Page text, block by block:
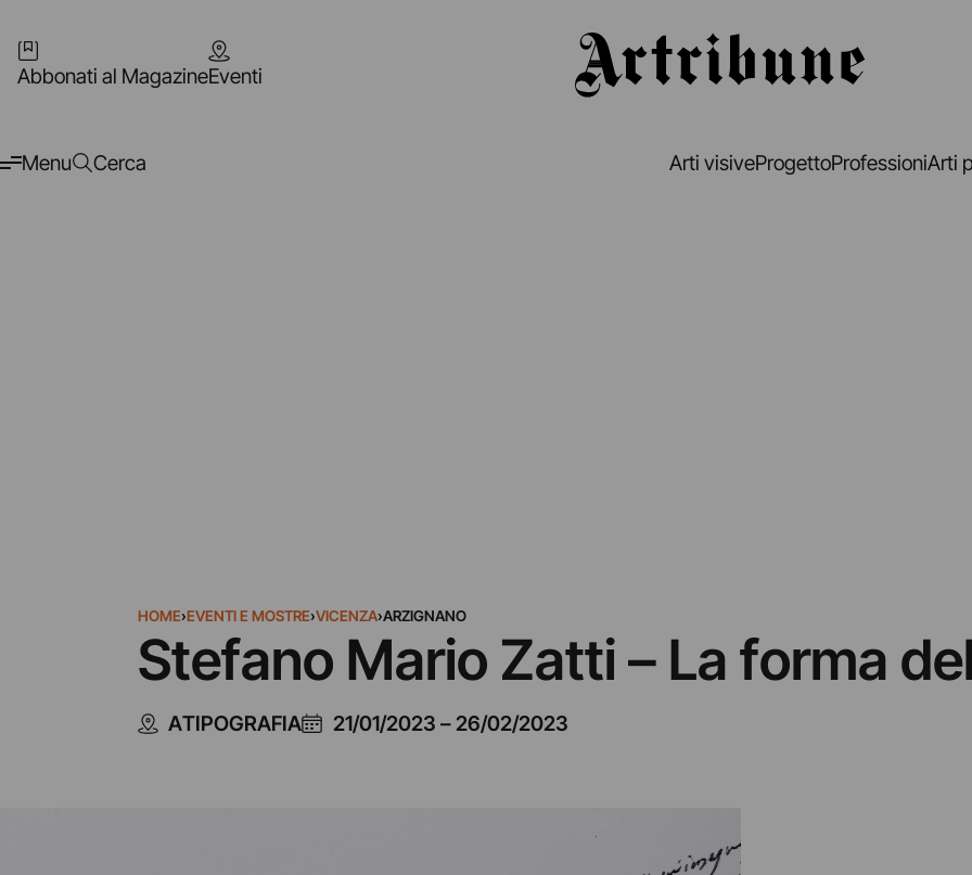
Abbonati al MagazineEventi
Menu Cerca Arti visiveProgettoProfessioniArti
HOME›EVENTI E MOSTRE›VICENZA›ARZIGNANO
Stefano Mario Zatti – La forma
ATIPOGRAFIA 21/01/2023 – 26/02/2023